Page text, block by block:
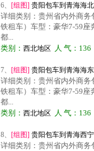
6、 [组图] 贵阳包车到青海海
详细类别：贵州省内外商
铁租车）车型：豪华7-59
都...
类别： 西北地区人 气：136
7、 [组图] 贵阳包车到青海海
详细类别：贵州省内外商
铁租车）车型：豪华7-59
都...
类别： 西北地区人 气：136
8、 [组图] 贵阳包车到青海西
详细类别：贵州省内外商